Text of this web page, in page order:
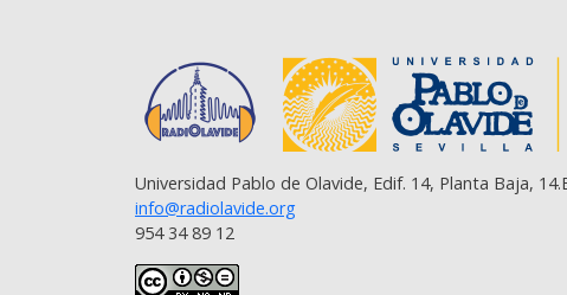
Universidad Pablo de Olavide, Edif. 14, Planta Baja,
info@radiolavide.org
954 34 89 12